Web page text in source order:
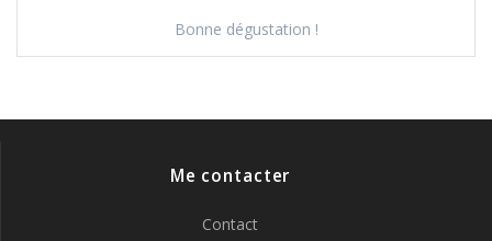
Bonne dégustation !
Me contacter
Contact